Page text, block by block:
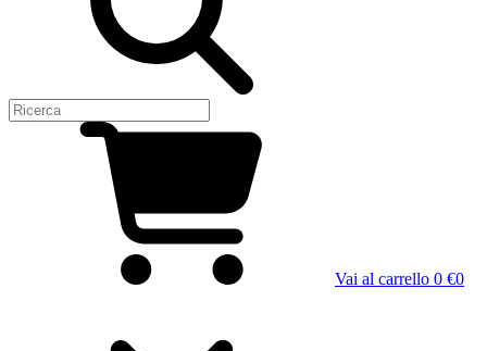
Vai al carrello 0 €0